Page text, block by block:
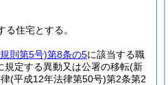
る住宅とする。
則第5号)第8条の5に該当する職
規定する異動又は公署の移転(新
(平成12年法律第50号)第2条第2